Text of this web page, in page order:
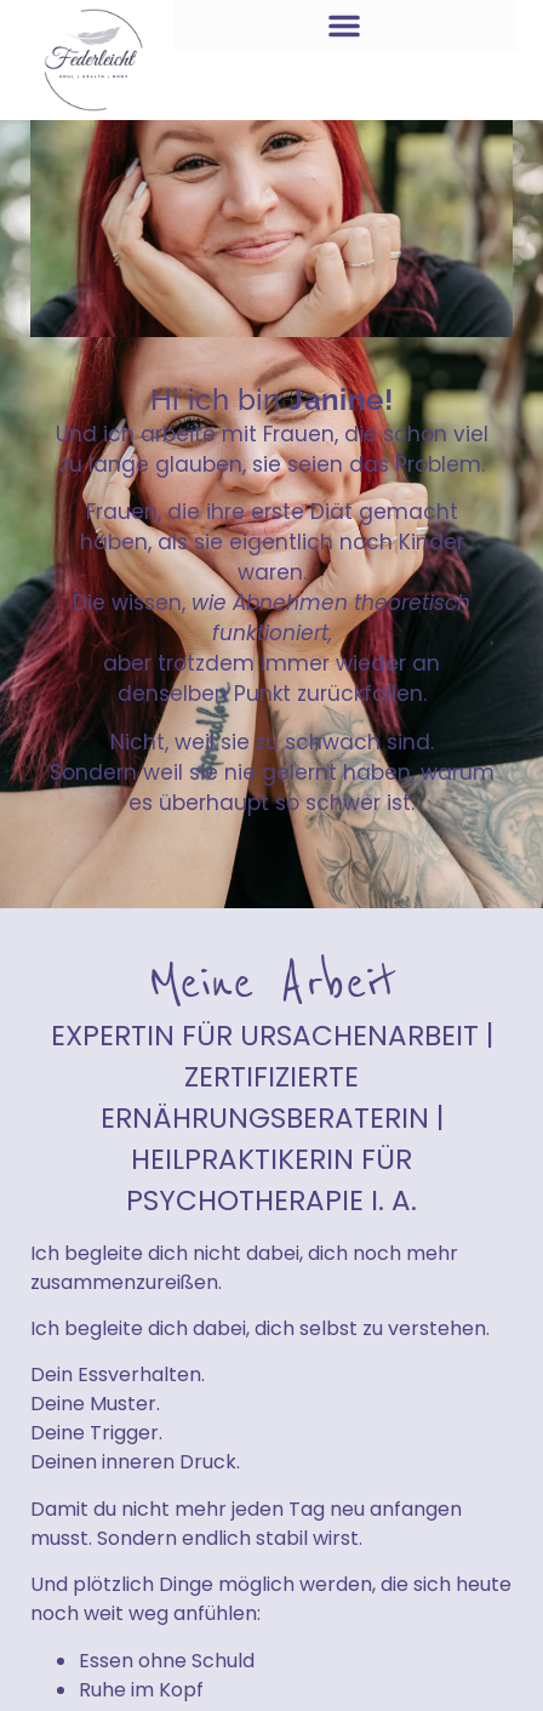
Hi ich binJanine!
Und ich arbeite mit Frauen, die schon viel
zu lange glauben, sie seien das Problem.
Frauen, die ihre erste Diät gemacht
haben, als sie eigentlich noch Kinder
waren.
Die wissen,wie Abnehmen theoretisch
funktioniert,
aber trotzdem immer wieder an
denselben Punkt zurückfallen.
Nicht, weil sie zu schwach sind.
Sondern weil sie nie gelernt haben, warum
es überhaupt so schwer ist.
Meine Arbeit
EXPERTIN FÜR URSACHENARBEIT |
ZERTIFIZIERTE
ERNÄHRUNGSBERATERIN |
HEILPRAKTIKERIN FÜR
PSYCHOTHERAPIE I. A.
Ich begleite dich nicht dabei, dich noch mehr
zusammenzureißen.
Ich begleite dich dabei, dich selbst zu verstehen.
Dein Essverhalten.
Deine Muster.
Deine Trigger.
Deinen inneren Druck.
Damit du nicht mehr jeden Tag neu anfangen
musst. Sondern endlich stabil wirst.
Und plötzlich Dinge möglich werden, die sich heute
noch weit weg anfühlen:
Essen ohne Schuld
Ruhe im Kopf